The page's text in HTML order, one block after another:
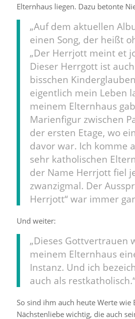
Elternhaus liegen. Dazu betonte
„Auf dem aktuellen
einen Song, der heißt
„Der Herrjott meint et
Dieser Herrgott ist
bisschen
eigentlich mein Leben
meinem Elternhaus
Marienfigur zwischen
der ersten Etage, wo
davor war. Ich komme
sehr katholischen
der Name Herrjott fiel
zwanzigmal. Der
Herrjott“ war immer
Und weiter:
„Dieses Gottvertrauen
meinem Elternhaus
Instanz. Und ich
auch als
So sind ihm auch heute Werte wie
Nächstenliebe wichtig, die auch